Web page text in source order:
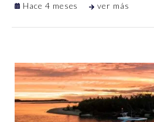
Hace 4 meses ver más